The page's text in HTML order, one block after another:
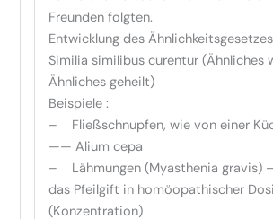
Freunden folgten.
Entwicklung des Ähnlichkeitsgesetzes
Similia similibus curentur (Ähnliches
Ähnliches geheilt)
Beispiele :
– Fließschnupfen, wie von einer
—— Alium cepa
– Lähmungen (Myasthenia gravis)
das Pfeilgift in homöopathischer
(Konzentration)